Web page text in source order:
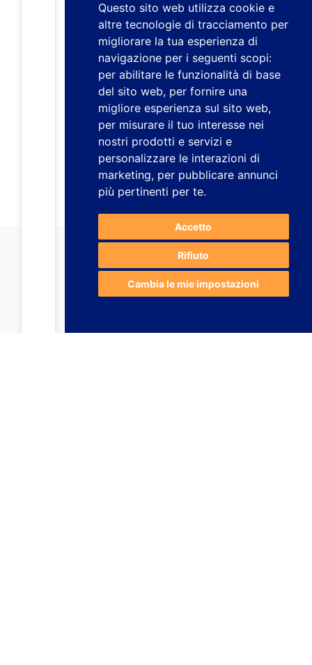
Questo sito web utilizza cookie e
altre tecnologie di tracciamento per
migliorare la tua esperienza di
navigazione per i seguenti scopi:
per abilitare le funzionalità di base
del sito web, per fornire una
migliore esperienza sul sito web,
per misurare il tuo interesse nei
nostri prodotti e servizi e
personalizzare le interazioni di
marketing, per pubblicare annunci
più pertinenti per te.
Accetto
Rifiuto
Cambia le mie impostazioni